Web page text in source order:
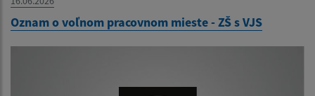
Oznam o voľnom pracovnom mieste - ZŠ s VJS